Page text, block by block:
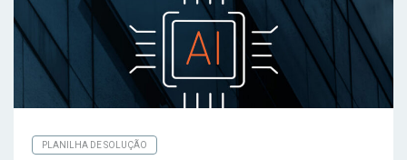
PLANILHA DE SOLUÇÃO